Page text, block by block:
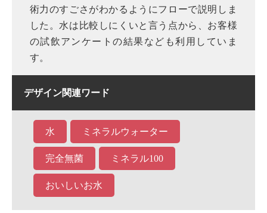
術力のすごさがわかるようにフローで説明しま
した。水は比較しにくいと言う点から、お客様
の試飲アンケートの結果なども利用していま
す。
デザイン関連ワード
水 ミネラルウォーター
完全無菌 ミネラル100
おいしいお水